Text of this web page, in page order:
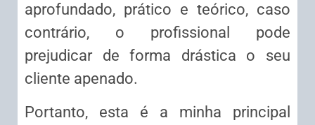
aprofundado, prático e teórico, caso
contrário, o profissional pode
prejudicar de forma drástica o seu
cliente apenado.
Portanto, esta é a minha principal